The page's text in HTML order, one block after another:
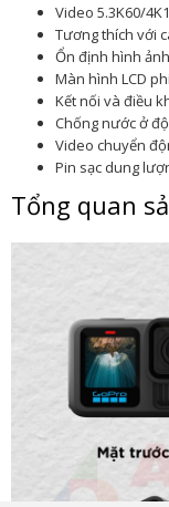
Video 5.3K60/
Tương thích với
Ổn định hình
Màn hình LCD
Kết nối và điều
Chống nước ở
Video chuyển
Pin sạc dung
Tổng quan